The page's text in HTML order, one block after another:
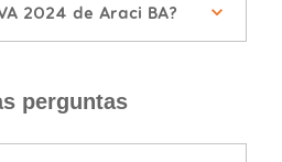
2024 de Araci BA?
perguntas